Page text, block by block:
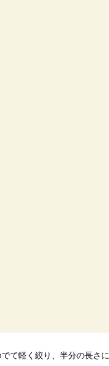
て軽く絞り、半分の長さに